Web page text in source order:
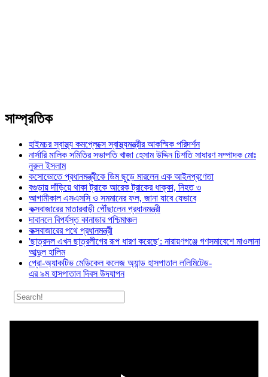
সাম্প্রতিক
হাইমচর স্বাস্থ্য কমপ্লেক্সে স্বাস্থ্যমন্ত্রীর আকস্মিক পরিদর্শন
নার্সারি মালিক সমিতির সভাপতি খাজা হেসাম উদ্দিন চিশতি সাধারণ সম্পাদক মোঃ
নুরুল ইসলাম
কসোভোতে প্রধানমন্ত্রীকে ডিম ছুড়ে মারলেন এক আইনপ্রণেতা
বগুড়ায় দাঁড়িয়ে থাকা ট্রাকে আরেক ট্রাকের ধাক্কা, নিহত ৩
আগামীকাল এসএসসি ও সমমানের ফল, জানা যাবে যেভাবে
কক্সবাজারের মাতারবাড়ী পৌঁছালেন প্রধানমন্ত্রী
দাবানলে বিপর্যস্ত কানাডার পশ্চিমাঞ্চল
কক্সবাজারের পথে প্রধানমন্ত্রী
'ছাত্রদল এখন ছাত্রলীগের রূপ ধারণ করেছে': নারায়ণগঞ্জে গণসমাবেশে মাওলানা
আব্দুল হালিম
প্রো-অ্যাকটিভ মেডিকেল কলেজ অ্যান্ড হাসপাতাল ললিমিটেড-
এর ৯ম হাসপাতাল দিবস উদযাপন